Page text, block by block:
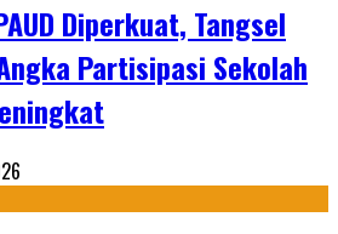
Diperkuat, Tangsel
Partisipasi Sekolah